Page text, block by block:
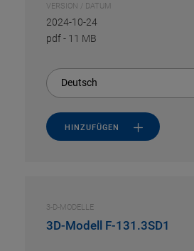
VERSION / DATUM
2024-10-24
pdf- 11 MB
Deutsch
HINZUFÜGEN
3-D-MODELLE
3D-Modell F-131.3SD1